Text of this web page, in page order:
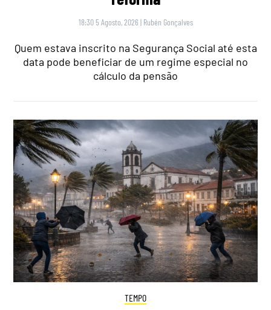
18:30 5 Agosto, 2026 | Rubén Gonçalves
Quem estava inscrito na Segurança Social até esta
data pode beneficiar de um regime especial no
cálculo da pensão
TEMPO